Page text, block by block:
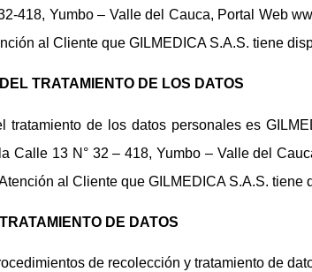
418, Yumbo – Valle del Cauca, Portal Web
al Cliente que GILMEDICA S.A.S. tiene
TRATAMIENTO DE LOS DATOS
tratamiento de los datos personales es
Calle 13 N° 32 – 418, Yumbo – Valle del
al Cliente que GILMEDICA S.A.S. tiene
DE DATOS
de recolección y tratamiento de